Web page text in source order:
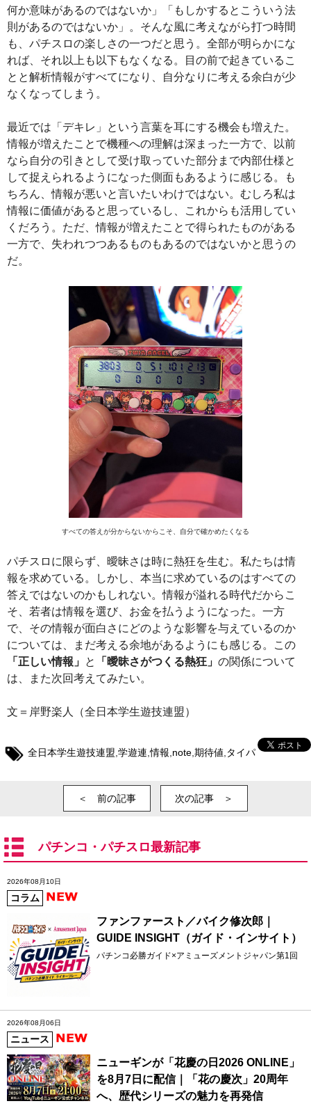
何か意味があるのではないか」「もしかするとこういう法
則があるのではないか」。そんな風に考えながら打つ時間
も、パチスロの楽しさの一つだと思う。全部が明らかにな
れば、それ以上も以下もなくなる。目の前で起きているこ
とと解析情報がすべてになり、自分なりに考える余白が少
なくなってしまう。
最近では「デキレ」という言葉を耳にする機会も増えた。
情報が増えたことで機種への理解は深まった一方で、以前
なら自分の引きとして受け取っていた部分まで内部仕様と
して捉えられるようになった側面もあるように感じる。も
ちろん、情報が悪いと言いたいわけではない。むしろ私は
情報に価値があると思っているし、これからも活用してい
くだろう。ただ、情報が増えたことで得られたものがある
一方で、失われつつあるものもあるのではないかと思うの
だ。
すべての答えが分からないからこそ、自分で確かめたくなる
パチスロに限らず、曖昧さは時に熱狂を生む。私たちは情
報を求めている。しかし、本当に求めているのはすべての
答えではないのかもしれない。情報が溢れる時代だからこ
そ、若者は情報を選び、お金を払うようになった。一方
で、その情報が面白さにどのような影響を与えているのか
については、まだ考える余地があるようにも感じる。この
「正しい情報」 と 「曖昧さがつくる熱狂」 の関係について
は、また次回考えてみたい。
文＝岸野楽人（全日本学生遊技連盟）
全日本学生遊技連盟 学遊連 ,情報 note 期待値 タイパ
＜ 前の記事 次の記事 ＞
パチンコ・パチスロ最新記事
2026年08月10日
コラム
ファンファースト／バイク修次郎｜
GUIDE INSIGHT（ガイド・インサイト）
パチンコ必勝ガイド×アミューズメントジャパン第1回
2026年08月06日
ニュース
ニューギンが「花慶の日2026 ONLINE」
を8月7日に配信｜「花の慶次」20周年
へ、歴代シリーズの魅力を再発信